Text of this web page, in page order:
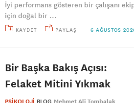
İyi performans gösteren bir çalışanı
için doğal bir ...
KAYDET PAYLAŞ 6 AĞUSTOS
Bir Başka Bakış Açısı:
Felaket Mitini Yıkmak